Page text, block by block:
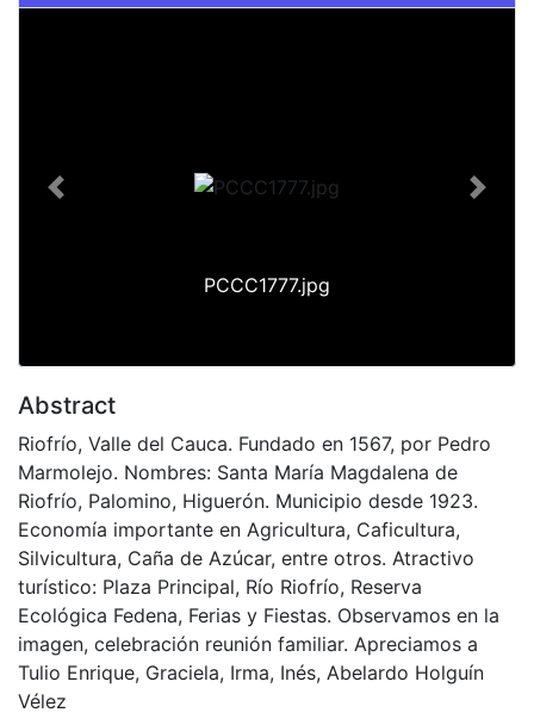
PCCC1777.jpg
Previous Next
Abstract
Riofrío, Valle del Cauca. Fundado en 1567, por Pedro
Marmolejo. Nombres: Santa María Magdalena de
Riofrío, Palomino, Higuerón. Municipio desde 1923.
Economía importante en Agricultura, Caficultura,
Silvicultura, Caña de Azúcar, entre otros. Atractivo
turístico: Plaza Principal, Río Riofrío, Reserva
Ecológica Fedena, Ferias y Fiestas. Observamos en la
imagen, celebración reunión familiar. Apreciamos a
Tulio Enrique, Graciela, Irma, Inés, Abelardo Holguín
Vélez